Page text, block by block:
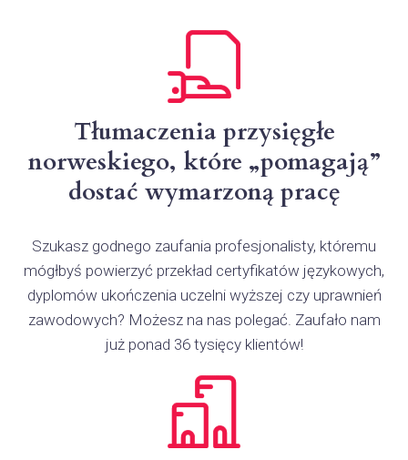
Tłumaczenia przysięgłe
norweskiego, które „pomagają”
dostać wymarzoną pracę
Szukasz godnego zaufania profesjonalisty, któremu
mógłbyś powierzyć przekład certyfikatów językowych,
dyplomów ukończenia uczelni wyższej czy uprawnień
zawodowych? Możesz na nas polegać. Zaufało nam
już ponad 36 tysięcy klientów!